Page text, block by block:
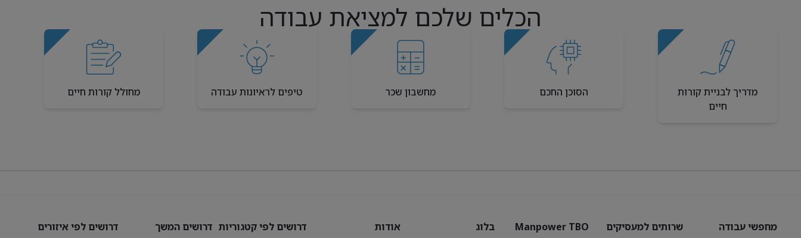
הכלים שלכם למציאת עבודה
מדריך לבניית קורות
חיים
הסוכן החכם מחשבון שכר טיפים לראיונות עבודה מחולל קורות חיים
מחפשי עבודה שרותים למעסיקים Manpower TBO בלוג אודות דרושים לפי קטגוריות דרושים המשך דרושים לפי איזורים